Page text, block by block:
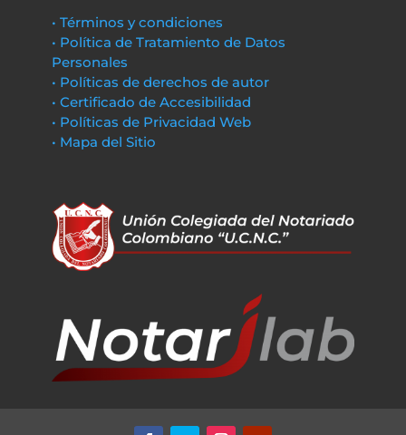
• Términos y condiciones
• Política de Tratamiento de Datos
Personales
• Políticas de derechos de autor
• Certificado de Accesibilidad
• Políticas de Privacidad Web
• Mapa del Sitio